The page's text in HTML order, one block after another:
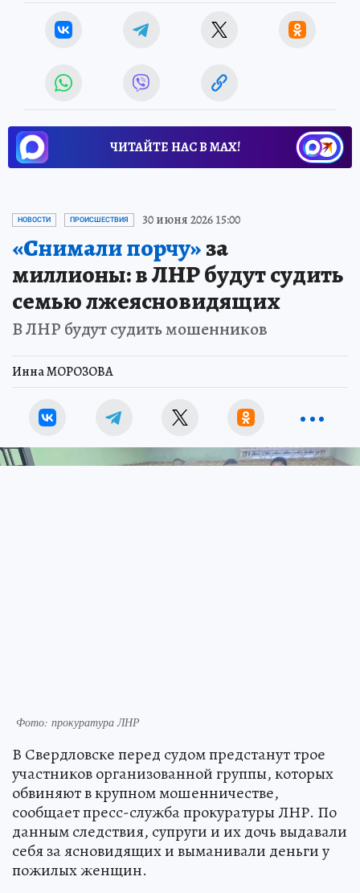
ЧИТАЙТЕ НАС В МАХ!
НОВОСТИ ПРОИСШЕСТВИЯ 30 июня 2026 15:00
«Снимали порчу»за
миллионы: в ЛНР будут судить
семью лжеясновидящих
В ЛНР будут судить мошенников
Инна МОРОЗОВА
Фото: прокуратура ЛНР
В Свердловске перед судом предстанут трое
участников организованной группы, которых
обвиняют в крупном мошенничестве,
сообщает пресс-служба прокуратуры ЛНР. По
данным следствия, супруги и их дочь выдавали
себя за ясновидящих и выманивали деньги у
пожилых женщин.